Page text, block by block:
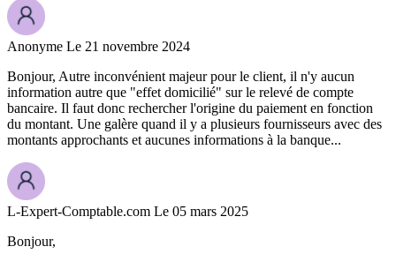
Anonyme Le 21 novembre 2024
Bonjour, Autre inconvénient majeur pour le client, il n'y aucun
information autre que "effet domicilié" sur le relevé de compte
bancaire. Il faut donc rechercher l'origine du paiement en fonction
du montant. Une galère quand il y a plusieurs fournisseurs avec des
montants approchants et aucunes informations à la banque...
L-Expert-Comptable.com Le 05 mars 2025
Bonjour,